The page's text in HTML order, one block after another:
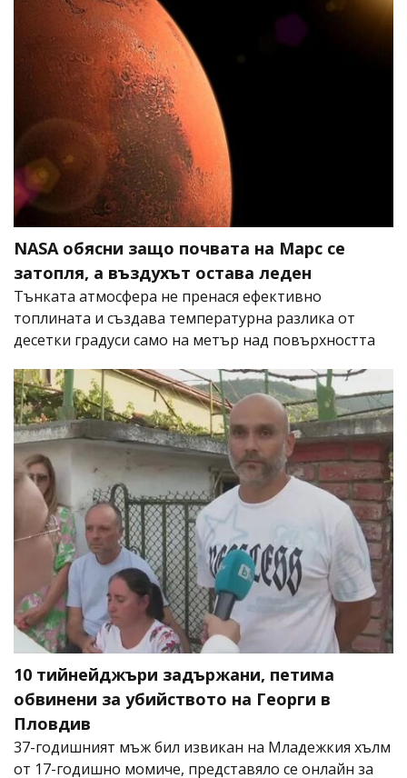
NASA обясни защо почвата на Марс се
затопля, а въздухът остава леден
Тънката атмосфера не пренася ефективно
топлината и създава температурна разлика от
десетки градуси само на метър над повърхността
10 тийнейджъри задържани, петима
обвинени за убийството на Георги в
Пловдив
37-годишният мъж бил извикан на Младежкия хълм
от 17-годишно момиче, представяло се онлайн за